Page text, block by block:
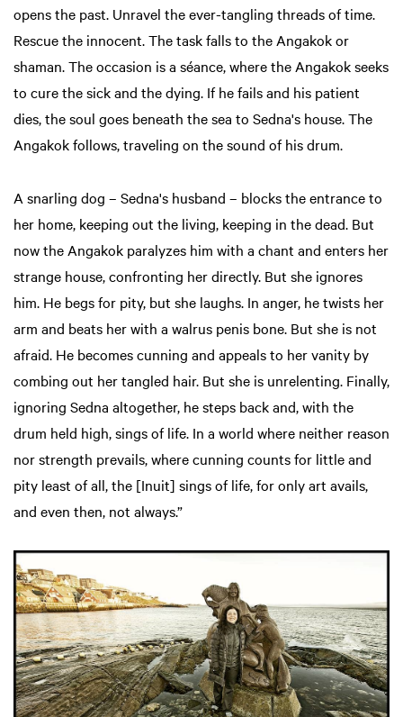
opens the past. Unravel the ever-tangling threads of time.
Rescue the innocent. The task falls to the Angakok or
shaman. The occasion is a séance, where the Angakok seeks
to cure the sick and the dying. If he fails and his patient
dies, the soul goes beneath the sea to Sedna's house. The
Angakok follows, traveling on the sound of his drum.
A snarling dog – Sedna's husband – blocks the entrance to
her home, keeping out the living, keeping in the dead. But
now the Angakok paralyzes him with a chant and enters her
strange house, confronting her directly. But she ignores
him. He begs for pity, but she laughs. In anger, he twists her
arm and beats her with a walrus penis bone. But she is not
afraid. He becomes cunning and appeals to her vanity by
combing out her tangled hair. But she is unrelenting. Finally,
ignoring Sedna altogether, he steps back and, with the
drum held high, sings of life. In a world where neither reason
nor strength prevails, where cunning counts for little and
pity least of all, the [Inuit] sings of life, for only art avails,
and even then, not always.”